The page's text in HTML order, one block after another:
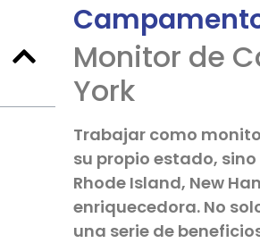
Monitor de
York
Trabajar como
su propio estado,
Rhode Island, New
enriquecedora. No
una serie de